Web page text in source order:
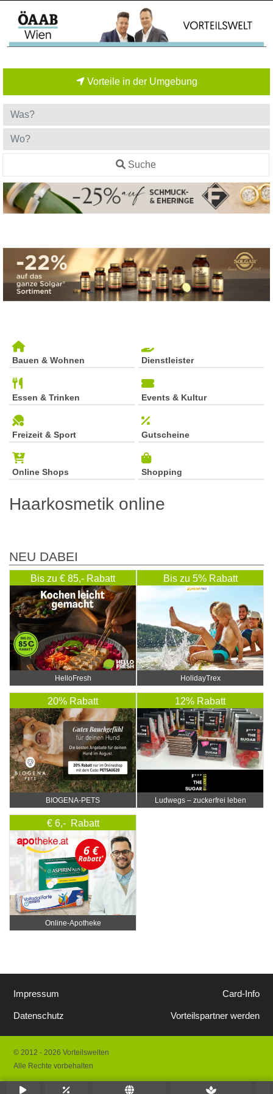
Vorteile in der Umgebung
Suche
Bauen & Wohnen Dienstleister
Essen & Trinken Events & Kultur
Freizeit & Sport Gutscheine
Online Shops Shopping
Haarkosmetik online
NEU DABEI
Bis zu € 85,- Rabatt
HelloFresh
Bis zu 5% Rabatt
HolidayTrex
20% Rabatt
BIOGENA-PETS
12% Rabatt
Ludwegs – zuckerfrei leben
€ 6,- Rabatt
Online‑Apotheke
Impressum
Datenschutz
Card-Info
Vorteilspartner werden
© 2012 - 2026 Vorteilswelten
Alle Rechte vorbehalten